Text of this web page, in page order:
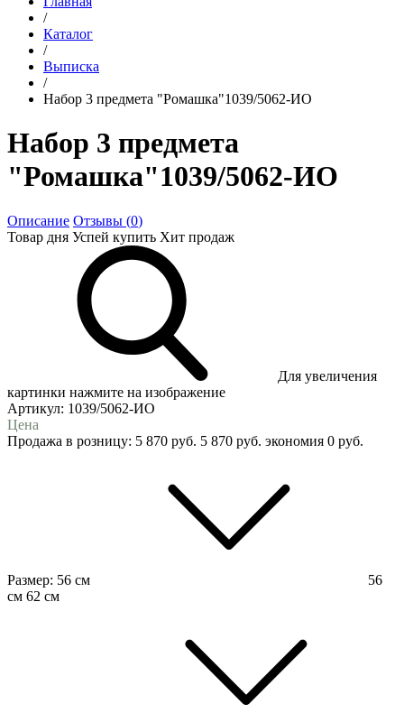
/
Каталог
/
Выписка
/
Набор 3 предмета "Ромашка"1039/5062-ИО
Набор 3 предмета
"Ромашка"1039/5062-ИО
Описание Отзывы (0)
Товар дня Успей купить Хит продаж
Для увеличения
картинки нажмите на изображение
Артикул: 1039/5062-ИО
Цена
Продажа в розницу: 5 870 руб. 5 870 руб. экономия 0 руб.
Размер: 56 см
56
см 62 см